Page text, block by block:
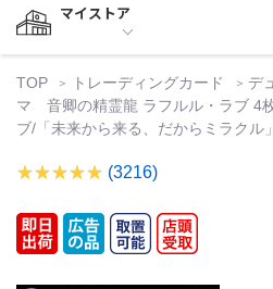
マイストア
TOP トレーディングカード デ
マ 音卿の精霊龍 ラフルル・ラブ 4
ブ/「未来から来る、だからミラクル
(3216)